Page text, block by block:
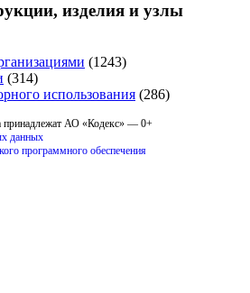
изделия и узлы
(1243)
(314)
использования (286)
принадлежат АО «Кодекс» — 0+
данных
программного обеспечения